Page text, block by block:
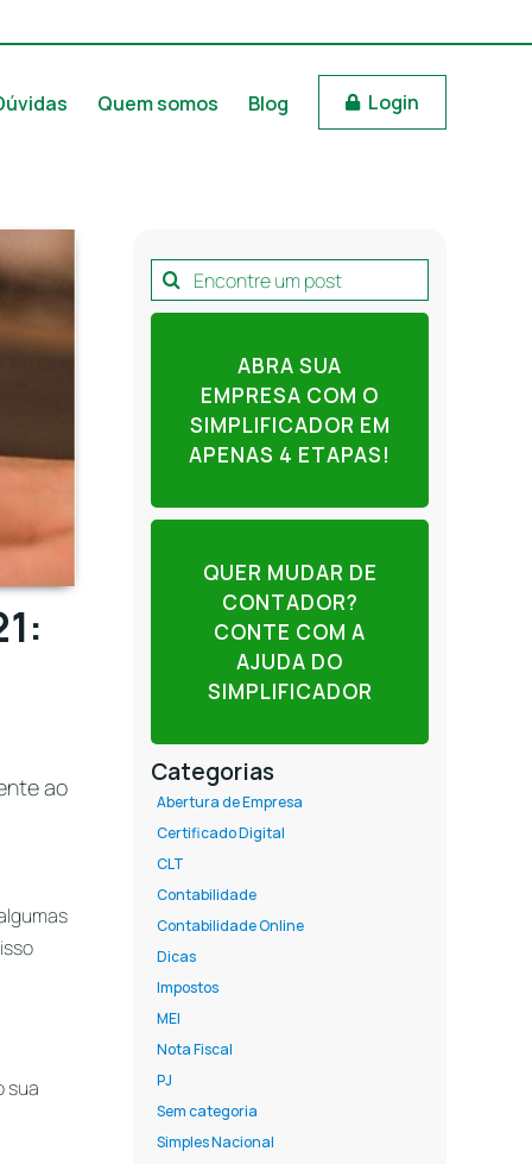
Quem somos Blog Login
ao
sua
Pesquisar
por:
ABRA SUA
EMPRESA COM O
SIMPLIFICADOR EM
APENAS 4 ETAPAS!
QUER MUDAR DE
CONTADOR?
CONTE COM A
AJUDA DO
SIMPLIFICADOR
Categorias
Abertura de Empresa
Certificado Digital
CLT
Contabilidade
Contabilidade Online
Dicas
Impostos
MEI
Nota Fiscal
PJ
Sem categoria
Simples Nacional